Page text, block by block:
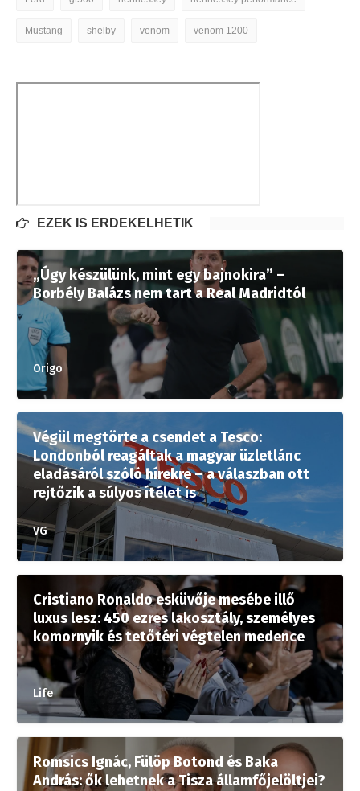
Mustang shelby venom venom 1200
EZEK IS ÉRDEKELHETIK
„Úgy készülünk, mint egy bajnokira” –
Borbély Balázs nem tart a Real Madridtól
Origo
Végül megtörte a csendet a Tesco:
Londonból reagáltak a magyar üzletlánc
eladásáról szóló hírekre – a válaszban ott
rejtőzik a súlyos ítélet is
VG
Cristiano Ronaldo esküvője mesébe illő
luxus lesz: 450 ezres lakosztály, személyes
komornyik és tetőtéri végtelen medence
Life
Romsics Ignác, Fülöp Botond és Baka
András: ők lehetnek a Tisza államfőjelöltjei?